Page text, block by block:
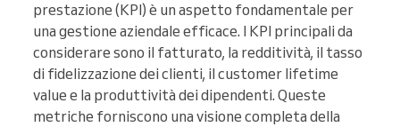
prestazione (KPI) è un aspetto fondamentale per
una gestione aziendale efficace. I KPI principali da
considerare sono il fatturato, la redditività, il tasso
di fidelizzazione dei clienti, il customer lifetime
value e la produttività dei dipendenti. Queste
metriche forniscono una visione completa della